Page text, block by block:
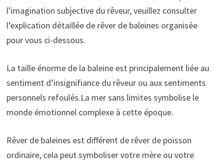
l’imagination subjective du rêveur, veuillez consulter
l’explication détaillée de rêver de baleines organisée
pour vous ci-dessous.
La taille énorme de la baleine est principalement liée au
sentiment d’insignifiance du rêveur ou aux sentiments
personnels refoulés.La mer sans limites symbolise le
monde émotionnel complexe à cette époque.
Rêver de baleines est différent de rêver de poisson
ordinaire, cela peut symboliser votre mère ou votre